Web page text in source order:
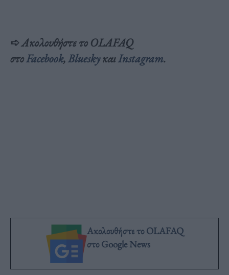
➪Ακολουθήστε το OLAFAQ
στοFacebook,BlueskyκαιInstagram.
Ακολουθήστε το OLAFAQ
στο Google News